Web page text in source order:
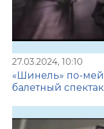
27.03.2024, 10:10
«Шинель» по-
балетный